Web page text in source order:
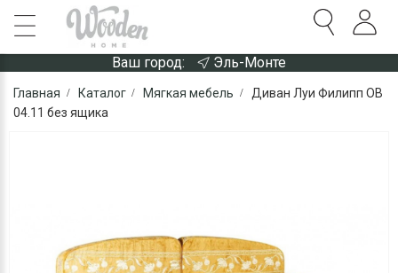
Ваш город: Эль-Монте
Главная Каталог Мягкая мебель
Диван Луи Филипп ОВ
04.11 без ящика